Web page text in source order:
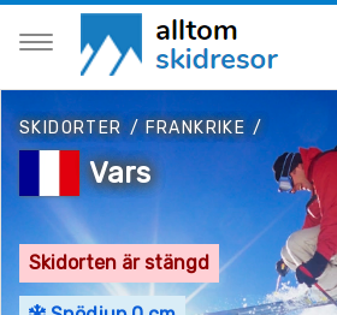
SKIDORTER/FRANKRIKE /
Vars
Skidorten är stängd